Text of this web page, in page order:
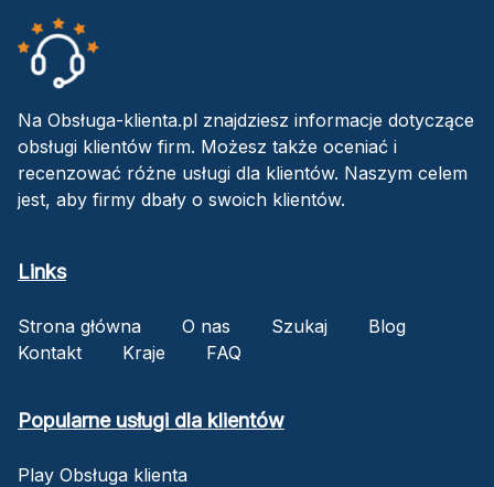
Na Obsługa-klienta.pl znajdziesz informacje dotyczące
obsługi klientów firm. Możesz także oceniać i
recenzować różne usługi dla klientów. Naszym celem
jest, aby firmy dbały o swoich klientów.
Links
Strona główna O nas Szukaj
Blog
Kontakt
Kraje FAQ
Popularne usługi dla klientów
Play Obsługa klienta